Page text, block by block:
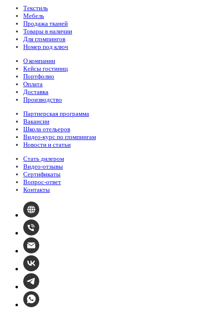
Текстиль
Мебель
Продажа тканей
Товары в наличии
Для глэмпингов
Номер под ключ
О компании
Кейсы гостиниц
Портфолио
Оплата
Доставка
Производство
Партнерская программа
Вакансии
Школа отельеров
Видео-курс по глэмпингам
Новости и статьи
Стать дилером
Видео-отзывы
Сертификаты
Вопрос-ответ
Контакты